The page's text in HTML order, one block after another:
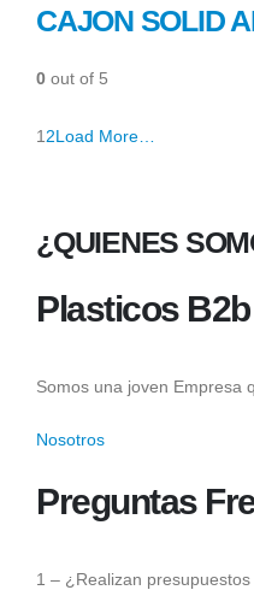
CAJON SOLID
0 out of 5
1 2Load More…
¿QUIENES
Plasticos B2b
Somos una joven Empresa
Nosotros
Preguntas
1 – ¿Realizan